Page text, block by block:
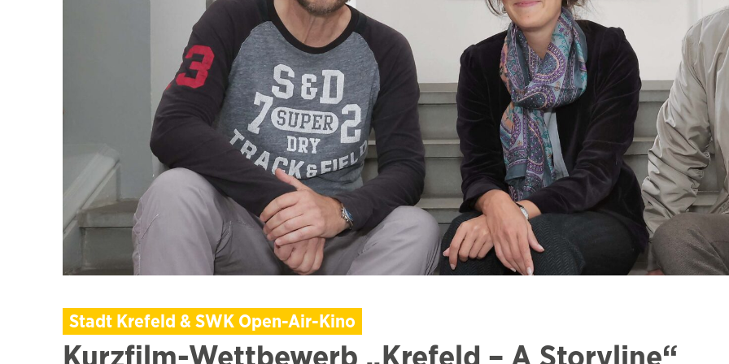
Stadt Krefeld & SWK Open-Air-Kino